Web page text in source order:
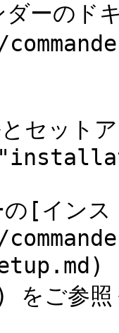
ーのド
とセッ
[イン
をご参照